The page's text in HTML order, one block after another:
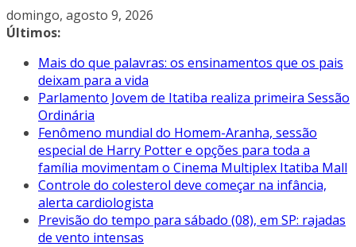
Pular
para
conteúdo
domingo, agosto 9, 2026
Últimos:
Mais do que palavras: os ensinamentos que os pais
deixam para a vida
Parlamento Jovem de Itatiba realiza primeira Sessão
Ordinária
Fenômeno mundial do Homem-Aranha, sessão
especial de Harry Potter e opções para toda a
família movimentam o Cinema Multiplex Itatiba Mall
Controle do colesterol deve começar na infância,
alerta cardiologista
Previsão do tempo para sábado (08), em SP: rajadas
de vento intensas